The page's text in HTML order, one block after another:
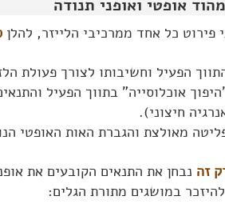
פירוט כל אחד ממרכיבי הלייזר, להלן
הפעיל וחשיבותו לצורך פעולת
אוכלוסייה" בתווך הפעיל
חיצוני).
מאולצת והגברת האות האופטי
זה נבחן את התנאים הקובעים את
במושגים מתורת הגלים: